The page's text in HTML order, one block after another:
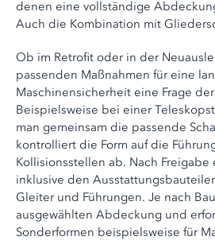
denen eine vollständige
Auch die Kombination mit
Ob im Retrofit oder in der
passenden Maßnahmen für eine
Maschinensicherheit eine Frage
Beispielsweise bei einer
man gemeinsam die passende
kontrolliert die Form auf die
Kollisionsstellen ab. Nach
inklusive den
Gleiter und Führungen. Je nach
ausgewählten Abdeckung und
Sonderformen beispielsweise für